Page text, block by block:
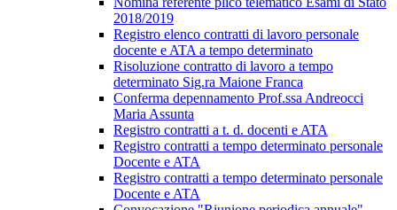
2018/2019
Registro elenco contratti di lavoro personale
docente e ATA a tempo determinato
Risoluzione contratto di lavoro a tempo
determinato Sig.ra Maione Franca
Conferma depennamento Prof.ssa Andreocci
Maria Assunta
Registro contratti a t. d. docenti e ATA
Registro contratti a tempo determinato personale
Docente e ATA
Registro contratti a tempo determinato personale
Docente e ATA